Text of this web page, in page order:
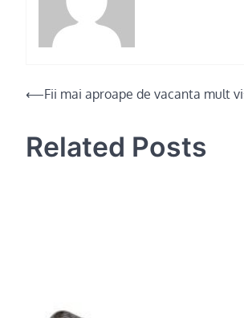
Post
⟵Fii mai aproape de vacanta mult
Related Posts